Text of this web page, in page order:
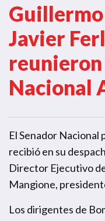
Javier
reunieron
Nacional
El Senador
recibió en su
Director Ejecutivo
Mangione,
Los dirigentes de